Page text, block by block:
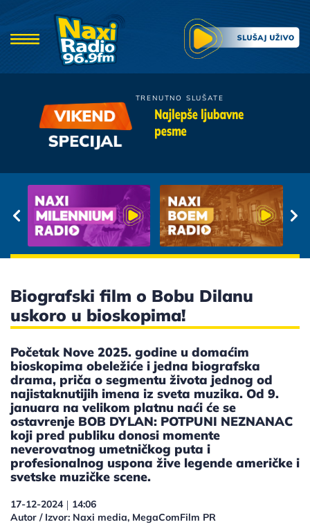
TRENUTNO SLUŠATE
Najlepše ljubavne
Oliver Dragojevic
Pred Tvojim Vratima
Biografski film o Bobu Dilanu
uskoro u bioskopima!
Početak Nove 2025. godine u domaćim
bioskopima obeležiće i jedna biografska
drama, priča o segmentu života jednog od
najistaknutijih imena iz sveta muzika. Od 9.
januara na velikom platnu naći će se
ostavrenje BOB DYLAN: POTPUNI NEZNANAC
koji pred publiku donosi momente
neverovatnog umetničkog puta i
profesionalnog uspona žive legende američke i
svetske muzičke scene.
17-12-2024 | 14:06
Autor / Izvor: Naxi media, MegaComFilm PR